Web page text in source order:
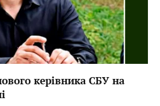
керівника СБУ на